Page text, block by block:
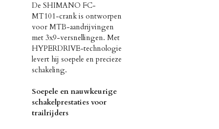
De SHIMANO FC-
MT101-crank is ontworpen
voor MTB-aandrijvingen
met 3x9-versnellingen. Met
HYPERDRIVE-technologie
levert hij soepele en precieze
schakeling.
Soepele en nauwkeurige
schakelprestaties voor
trailrijders